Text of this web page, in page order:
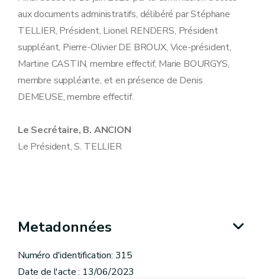
aux documents administratifs, délibéré par Stéphane
TELLIER, Président, Lionel RENDERS, Président
suppléant, Pierre-Olivier DE BROUX, Vice-président,
Martine CASTIN, membre effectif, Marie BOURGYS,
membre suppléante, et en présence de Denis
DEMEUSE, membre effectif.
Le Secrétaire, B. ANCION
Le Président, S. TELLIER
Metadonnées
Numéro d'identification: 315
Date de l'acte : 13/06/2023